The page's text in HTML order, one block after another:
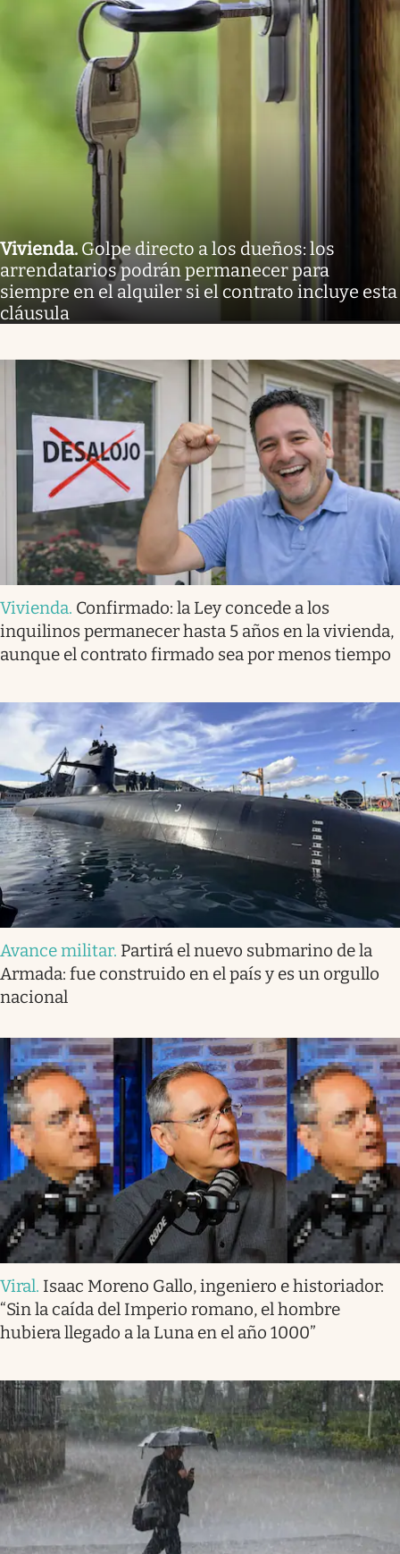
Vivienda. Golpe directo a los dueños: los
arrendatarios podrán permanecer para
siempre en el alquiler si el contrato incluye esta
cláusula
Vivienda. Confirmado: la Ley concede a los
inquilinos permanecer hasta 5 años en la vivienda,
aunque el contrato firmado sea por menos tiempo
Avance militar. Partirá el nuevo submarino de la
Armada: fue construido en el país y es un orgullo
nacional
Viral. Isaac Moreno Gallo, ingeniero e historiador:
“Sin la caída del Imperio romano, el hombre
hubiera llegado a la Luna en el año 1000”